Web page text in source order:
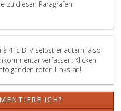
zu diesen Paragrafen
41c BTV selbst erläutern, also
verfassen. Klicken
roten Links an!
ICH?